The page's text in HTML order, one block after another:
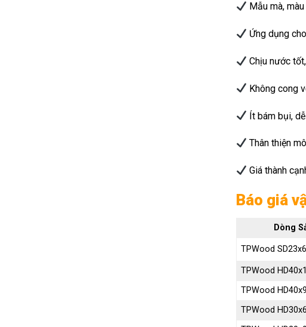
Mẫu mà,
Ứng dụng
Chịu nước
Không cong
Ít bám bụi,
Thân thiện
Giá thành
Báo giá
Dòng
TPWood
TPWood
TPWood
TPWood